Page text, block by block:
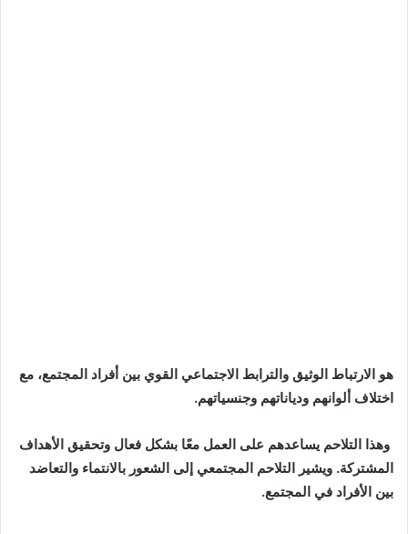
هو الارتباط الوثيق والترابط الاجتماعي القوي بين أفراد المجتمع، مع
اختلاف ألوانهم ودياناتهم وجنسياتهم.
وهذا التلاحم يساعدهم على العمل معًا بشكل فعال وتحقيق الأهداف
المشتركة. ويشير التلاحم المجتمعي إلى الشعور بالانتماء والتعاضد
بين الأفراد في المجتمع.